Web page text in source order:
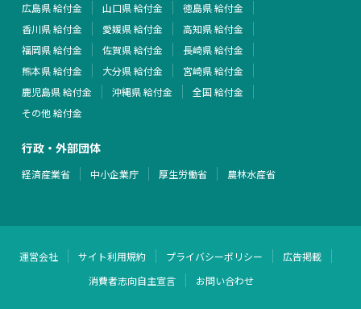
広島県 給付金
山口県 給付金
徳島県 給付金
香川県 給付金
愛媛県 給付金
高知県 給付金
福岡県 給付金
佐賀県 給付金
長崎県 給付金
熊本県 給付金
大分県 給付金
宮崎県 給付金
鹿児島県 給付金
沖縄県 給付金
全国 給付金
その他 給付金
行政・外部団体
経済産業省 中小企業庁 厚生労働省 農林水産省
運営会社 サイト利用規約 プライバシーポリシー
広告掲載
消費者志向自主宣言
お問い合わせ